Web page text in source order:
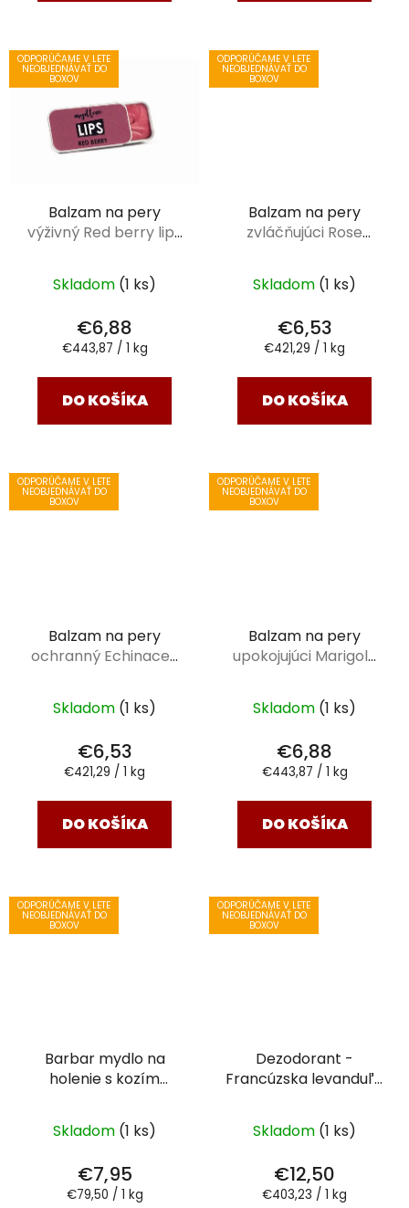
ODPORÚČAME V LETE
NEOBJEDNÁVAŤ DO
BOXOV
Balzam na pery
výživný Red berry lips
Skladom (1 ks)
€6,88
Jednotková
€443,87 / 1 kg
DO KOŠÍKA
ODPORÚČAME V LETE
NEOBJEDNÁVAŤ DO
BOXOV
Balzam na pery
zvláčňujúci Rose
Skladom (1 ks)
€6,53
Jednotková
€421,29 / 1 kg
DO KOŠÍKA
ODPORÚČAME V LETE
NEOBJEDNÁVAŤ DO
BOXOV
Balzam na pery
ochranný Echinacea
Skladom (1 ks)
€6,53
Jednotková
€421,29 / 1 kg
DO KOŠÍKA
ODPORÚČAME V LETE
NEOBJEDNÁVAŤ DO
BOXOV
Balzam na pery
upokojujúci Marigold
Skladom (1 ks)
€6,88
Jednotková
€443,87 / 1 kg
DO KOŠÍKA
ODPORÚČAME V LETE
NEOBJEDNÁVAŤ DO
BOXOV
Barbar mydlo na
holenie s kozím
Skladom (1 ks)
€7,95
Jednotková
€79,50 / 1 kg
ODPORÚČAME V LETE
NEOBJEDNÁVAŤ DO
BOXOV
Dezodorant -
Francúzska levanduľa
Skladom (1 ks)
€12,50
Jednotková
€403,23 / 1 kg